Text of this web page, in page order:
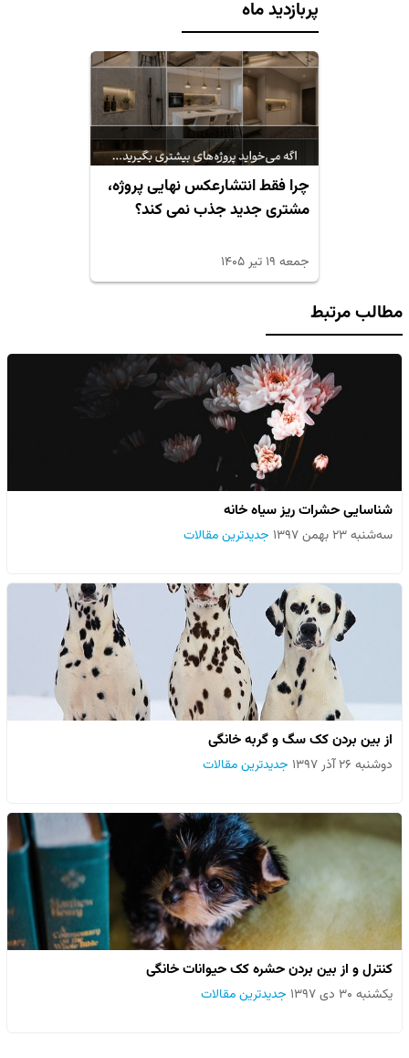
پربازدید ماه
چرا فقط انتشارعکس نهایی پروژه،
مشتری جدید جذب نمی کند؟
جمعه ۱۹ تیر ۱۴۰۵
مطالب مرتبط
شناسایی حشرات ریز سیاه خانه
سه‌شنبه ۲۳ بهمن ۱۳۹۷ جدیدترین مقالات
از بین بردن کک سگ و گربه خانگی
دوشنبه ۲۶ آذر ۱۳۹۷ جدیدترین مقالات
کنترل و از بین بردن حشره کک حیوانات خانگی
یکشنبه ۳۰ دی ۱۳۹۷ جدیدترین مقالات